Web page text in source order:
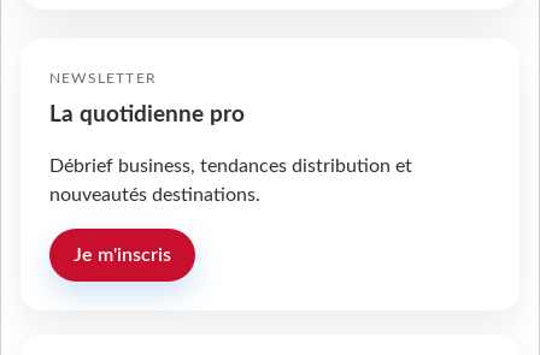
NEWSLETTER
La quotidienne pro
Débrief business, tendances distribution et
nouveautés destinations.
Je m'inscris